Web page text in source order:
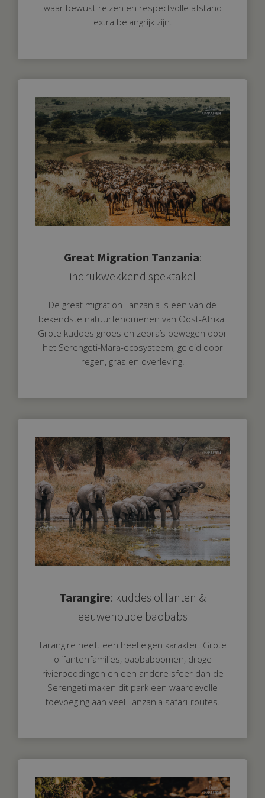
waar bewust reizen en respectvolle afstand
extra belangrijk zijn.
Great Migration Tanzania:
indrukwekkend spektakel
De great migration Tanzania is een van de
bekendste natuurfenomenen van Oost-Afrika.
Grote kuddes gnoes en zebra’s bewegen door
het Serengeti-Mara-ecosysteem, geleid door
regen, gras en overleving.
Tarangire: kuddes olifanten &
eeuwenoude baobabs
Tarangire heeft een heel eigen karakter. Grote
olifantenfamilies, baobabbomen, droge
rivierbeddingen en een andere sfeer dan de
Serengeti maken dit park een waardevolle
toevoeging aan veel Tanzania safari-routes.